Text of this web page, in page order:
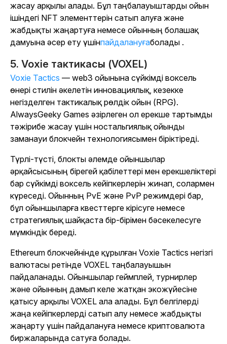
жасау арқылы алады. Бұл таңбалауыштарды ойын
ішіндегі NFT элементтерін сатып алуға және
жабдықты жаңартуға немесе ойынның болашақ
дамуына әсер ету үшінпайдалануғаболады .
5. Voxie тактикасы (VOXEL)
Voxie Tactics — web3 ойынына сүйкімді воксель
өнері стилін әкелетін инновациялық, кезекке
негізделген тактикалық рөлдік ойын (RPG).
AlwaysGeeky Games әзірлеген ол ерекше тартымды
тәжірибе жасау үшін ностальгиялық ойынды
заманауи блокчейн технологиясымен біріктіреді.
Түрлі-түсті, блокты әлемде ойыншылар
әрқайсысының бірегей қабілеттері мен ерекшеліктері
бар сүйкімді воксель кейіпкерлерін жинап, солармен
күреседі. Ойынның PvE және PvP режимдері бар,
бұл ойыншыларға квесттерге кірісуге немесе
стратегиялық шайқаста бір-бірімен бәсекелесуге
мүмкіндік береді.
Ethereum блокчейнінде құрылған Voxie Tactics негізгі
валютасы ретінде VOXEL таңбалауышын
пайдаланады. Ойыншылар геймплей, турнирлер
және ойынның дамып келе жатқан экожүйесіне
қатысу арқылы VOXEL ала алады. Бұл белгілерді
жаңа кейіпкерлерді сатып алу немесе жабдықты
жаңарту үшін пайдалануға немесе криптовалюта
биржаларында сатуға болады.